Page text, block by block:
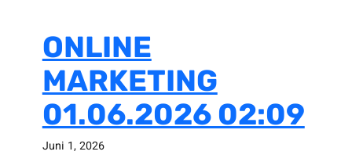
ONLINE
MARKETING
01.06.2026 02:09
Juni 1, 2026